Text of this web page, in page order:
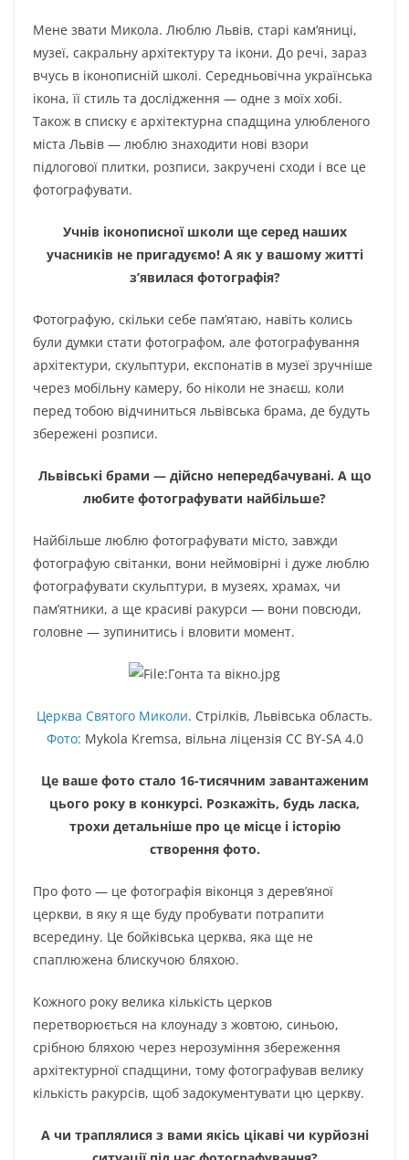
Мене звати Микола. Люблю Львів, старі кам’яниці,
музеї, сакральну архітектуру та ікони. До речі, зараз
вчусь в іконописній школі. Середньовічна українська
ікона, її стиль та дослідження — одне з моїх хобі.
Також в списку є архітектурна спадщина улюбленого
міста Львів — люблю знаходити нові взори
підлогової плитки, розписи, закручені сходи і все це
фотографувати.
Учнів іконописної школи ще серед наших
учасників не пригадуємо! А як у вашому житті
з’явилася фотографія?
Фотографую, скільки себе пам’ятаю, навіть колись
були думки стати фотографом, але фотографування
архітектури, скульптури, експонатів в музеї зручніше
через мобільну камеру, бо ніколи не знаєш, коли
перед тобою відчиниться львівська брама, де будуть
збережені розписи.
Львівські брами — дійсно непередбачувані. А що
любите фотографувати найбільше?
Найбільше люблю фотографувати місто, завжди
фотографую світанки, вони неймовірні і дуже люблю
фотографувати скульптури, в музеях, храмах, чи
пам’ятники, а ще красиві ракурси — вони повсюди,
головне — зупинитись і вловити момент.
Церква Святого Миколи. Стрілків, Львівська область.
Фото: Mykola Kremsa, вільна ліцензія CC BY-SA 4.0
Це ваше фото стало 16-тисячним завантаженим
цього року в конкурсі. Розкажіть, будь ласка,
трохи детальніше про це місце і історію
створення фото.
Про фото — це фотографія віконця з дерев’яної
церкви, в яку я ще буду пробувати потрапити
всередину. Це бойківська церква, яка ще не
спаплюжена блискучою бляхою.
Кожного року велика кількість церков
перетворюється на клоунаду з жовтою, синьою,
срібною бляхою через нерозуміння збереження
архітектурної спадщини, тому фотографував велику
кількість ракурсів, щоб задокументувати цю церкву.
А чи траплялися з вами якісь цікаві чи курйозні